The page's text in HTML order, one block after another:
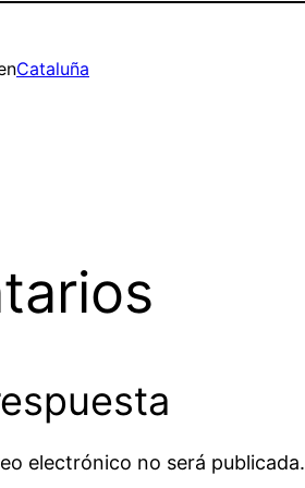
Cataluña
electrónico no será publicada.